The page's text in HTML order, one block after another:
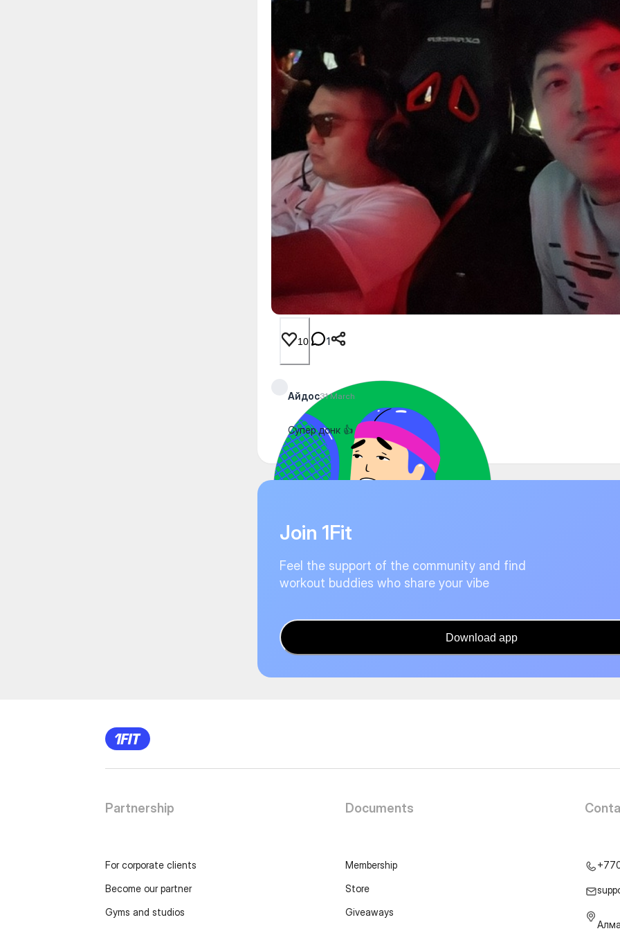
10 1
Айдос31 March
Супер донк 👍
Join 1Fit
Feel the support of the community and find
workout buddies who share your vibe
Download app
Partnership
For corporate clients
Become our partner
Gyms and studios
Documents
Membership
Store
Giveaways